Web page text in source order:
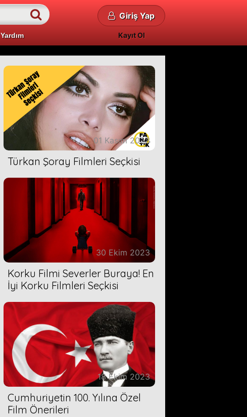
Yardım
Giriş Yap
Kayıt Ol
01 Kasım 2023
Türkan Şoray Filmleri Seçkisi
30 Ekim 2023
Korku Filmi Severler Buraya! En
İyi Korku Filmleri Seçkisi
18 Ekim 2023
Cumhuriyetin 100. Yılına Özel
Film Önerileri